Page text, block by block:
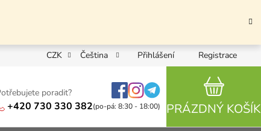
CZK Čeština Přihlášení Registrace
poradit?
+420 730 330 382(po-pá: 8:30 - 18:00) PRÁZDNÝ KOŠÍK